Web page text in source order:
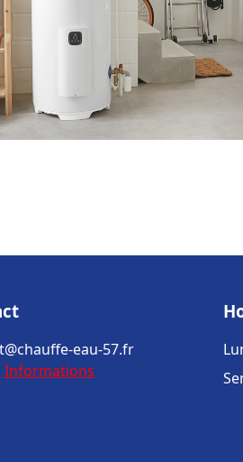
eau-57.fr
Informations